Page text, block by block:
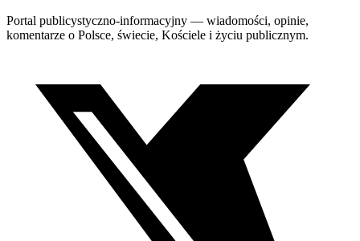
Portal publicystyczno-informacyjny — wiadomości, opinie,
komentarze o Polsce, świecie, Kościele i życiu publicznym.